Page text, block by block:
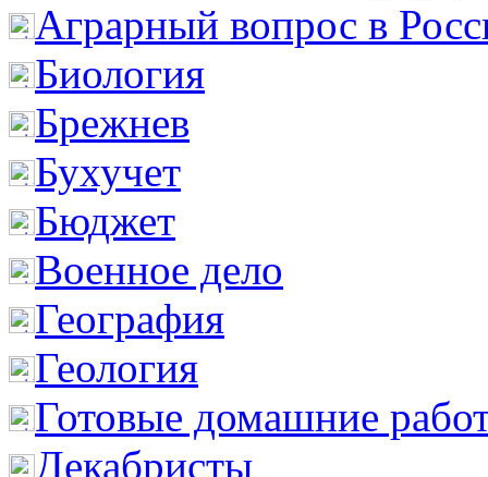
Аграрный вопрос в
Биология
Брежнев
Бухучет
Бюджет
Военное дело
География
Геология
Готовые домашние
Декабристы